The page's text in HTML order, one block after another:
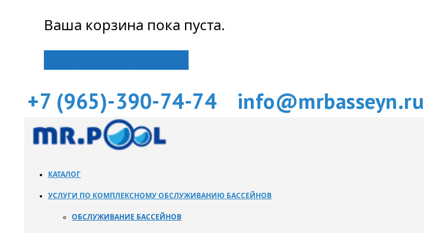
Ваша корзина пока пуста.
+7 (965)-390-74-74 info@mrbasseyn.ru
КАТАЛОГ
УСЛУГИ ПО КОМПЛЕКСНОМУ ОБСЛУЖИВАНИЮ БАССЕЙНОВ
ОБСЛУЖИВАНИЕ БАССЕЙНОВ